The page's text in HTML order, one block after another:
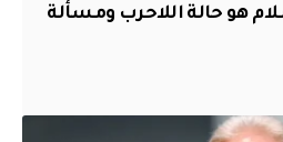
هو حالة اللاحرب ومسألة